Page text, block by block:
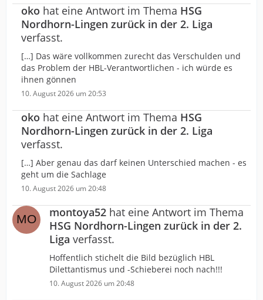
oko hat eine Antwort im Thema HSG
Nordhorn-Lingen zurück in der 2. Liga
verfasst.
[…] Das wäre vollkommen zurecht das Verschulden und
das Problem der HBL-Verantwortlichen - ich würde es
ihnen gönnen
10. August 2026 um 20:53
oko hat eine Antwort im Thema HSG
Nordhorn-Lingen zurück in der 2. Liga
verfasst.
[…] Aber genau das darf keinen Unterschied machen - es
geht um die Sachlage
10. August 2026 um 20:48
montoya52 hat eine Antwort im Thema
HSG Nordhorn-Lingen zurück in der 2.
Liga verfasst.
Hoffentlich stichelt die Bild bezüglich HBL
Dilettantismus und -Schieberei noch nach!!!
10. August 2026 um 20:48